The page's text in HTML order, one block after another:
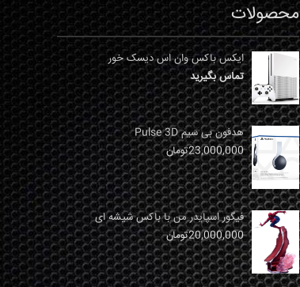
محصولات
ایکس باکس وان اس دیسک خور
تماس بگیرید
هدفون بی سیم Pulse 3D
23,000,000تومان
فیگور اسپایدر من با باکس شیشه ای
20,000,000تومان